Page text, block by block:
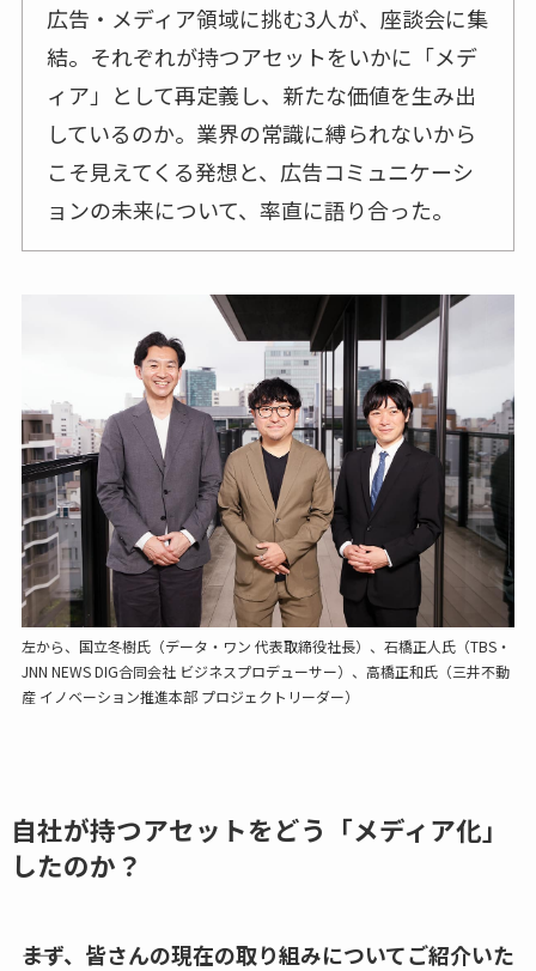
広告・メディア領域に挑む3人が、座談会に集
結。それぞれが持つアセットをいかに「メデ
ィア」として再定義し、新たな価値を生み出
しているのか。業界の常識に縛られないから
こそ見えてくる発想と、広告コミュニケーシ
ョンの未来について、率直に語り合った。
左から、国立冬樹氏（データ・ワン 代表取締役社長）、石橋正人氏（TBS・
JNN NEWS DIG合同会社 ビジネスプロデューサー）、高橋正和氏（三井不動
産 イノベーション推進本部 プロジェクトリーダー）
自社が持つアセットをどう「メディア化」
したのか？
――まず、皆さんの現在の取り組みについてご紹介いた